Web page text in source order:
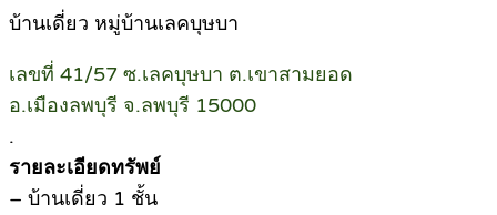
บ้านเดี่ยว หมู่บ้านเลคบุษบา
เลขที่ 41/57 ซ.เลคบุษบา ต.เขาสามยอด
อ.เมืองลพบุรี จ.ลพบุรี 15000
.
รายละเอียดทรัพย์
– บ้านเดี่ยว 1 ชั้น